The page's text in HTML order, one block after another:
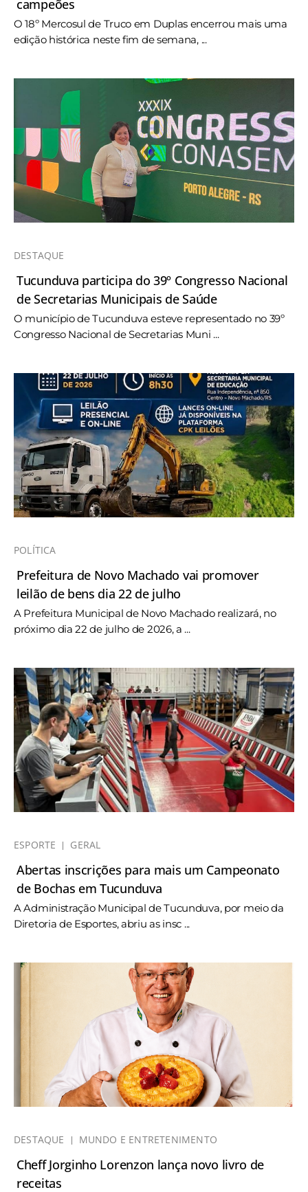
campeões
O 18º Mercosul de Truco em Duplas encerrou mais uma
edição histórica neste fim de semana, ...
DESTAQUE
Tucunduva participa do 39º Congresso Nacional
de Secretarias Municipais de Saúde
O município de Tucunduva esteve representado no 39º
Congresso Nacional de Secretarias Muni ...
POLÍTICA
Prefeitura de Novo Machado vai promover
leilão de bens dia 22 de julho
A Prefeitura Municipal de Novo Machado realizará, no
próximo dia 22 de julho de 2026, a ...
ESPORTE GERAL
Abertas inscrições para mais um Campeonato
de Bochas em Tucunduva
A Administração Municipal de Tucunduva, por meio da
Diretoria de Esportes, abriu as insc ...
DESTAQUE MUNDO E ENTRETENIMENTO
Cheff Jorginho Lorenzon lança novo livro de
receitas